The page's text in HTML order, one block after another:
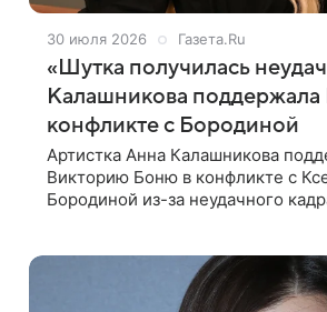
30 июля 2026 Газета.Ru
«Шутка получилась
Калашникова
конфликте с Бородиной
Артистка Анна Калашникова
Викторию Боню в конфликте с
Бородиной из-за неудачного
провоцировать телеведущую.